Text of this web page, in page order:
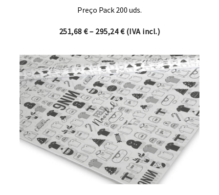
Preço Pack 200 uds.
251,68€– 295,24€Price range: 251,68 €
(IVA incl.)